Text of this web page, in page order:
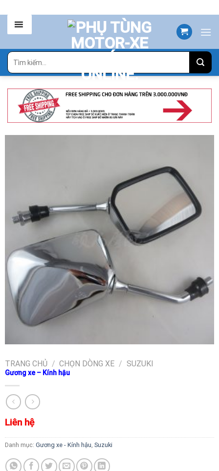
to
content
Tìm
kiếm:
TRANG CHỦ / CHỌN DÒNG XE / SUZUKI
Gương xe – Kính hậu
Liên hệ
Danh mục: Gương xe - Kính hậu Suzuki